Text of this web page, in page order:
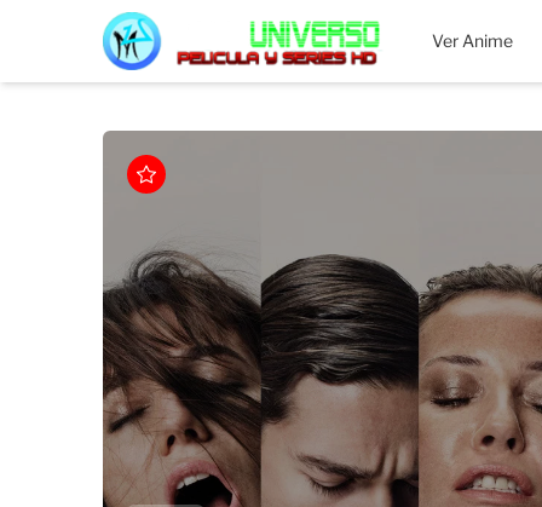
MEGAUNIVERSO Ver Anime